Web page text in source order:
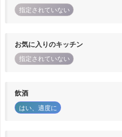
指定されていない
お気に入りのキッチン
指定されていない
飲酒
はい、適度に